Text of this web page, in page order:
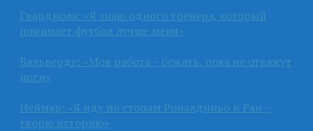
Гвардиола: «Я знаю одного тренера, который
понимает футбол лучше меня»
Вальверде: «Моя работа – бежать, пока не откажут
ноги»
Неймар: «Я иду по стопам Роналдиньо и Раи –
творю историю»